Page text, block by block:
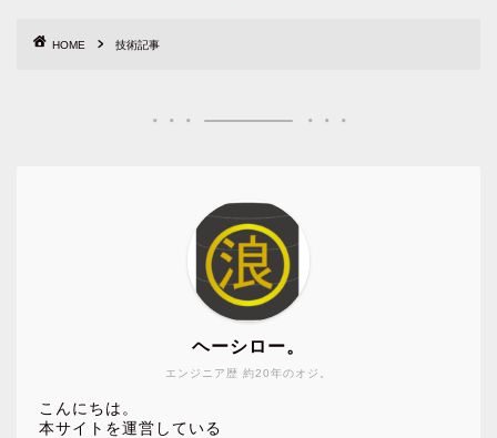
HOME 技術記事
エンジニア歴 約20年のオジ。
ヘーシロー。
こんにちは。
本サイトを運営している